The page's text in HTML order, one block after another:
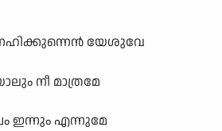
യേശുവേ
നീ മാത്രമേ
ഇന്നും എന്നുമേ